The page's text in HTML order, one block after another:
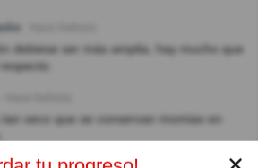
debiese ser más amplia, hay mucho que
tan seco que se conservan momias en